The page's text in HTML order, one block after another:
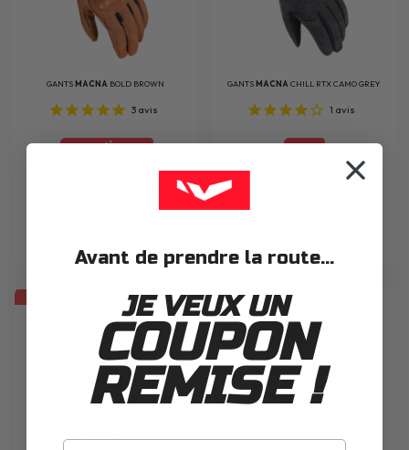
GANTSMACNA BOLD BROWN
3 avis
JUSQU'À -47%
GANTSMACNA CHILL RTX CAMO GREY
1 avis
-34%
54.95€
LES PRIX EN ROUE LIBRE
Avant de prendre la route...
JE VEUX UN
COUPON
REMISE !